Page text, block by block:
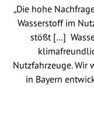
„Die hohe
Wasserstoff im
stößt […]
Nutzfahrzeuge. Wir
in Bayern